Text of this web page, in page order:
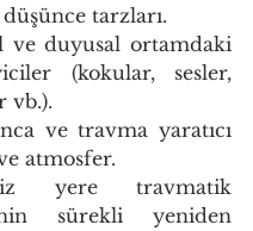
tarzları.
ve duyusal ortamdaki
(kokular, sesler,
vb.).
ve travma yaratıcı
atmosfer.
yere travmatik
sürekli yeniden